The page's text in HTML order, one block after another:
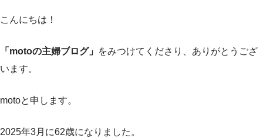
こんにちは！
「motoの主婦ブログ」 をみつけてくださり、ありがとうござ
います。
motoと申します。
2025年3月に62歳になりました。